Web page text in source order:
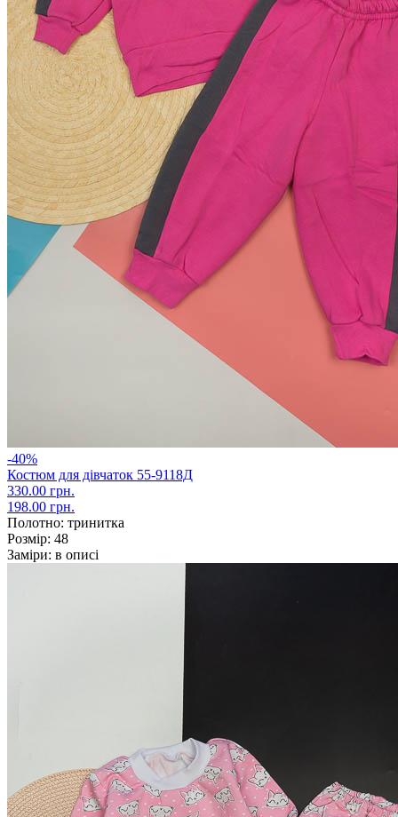
-40%
Костюм для дівчаток 55-9118Д
330.00 грн.
198.00 грн.
Полотно: тринитка
Розмір: 48
Заміри: в описі